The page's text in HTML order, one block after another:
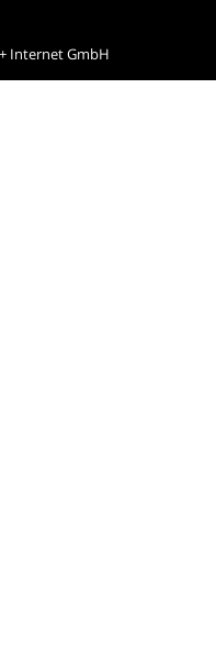
Internet GmbH